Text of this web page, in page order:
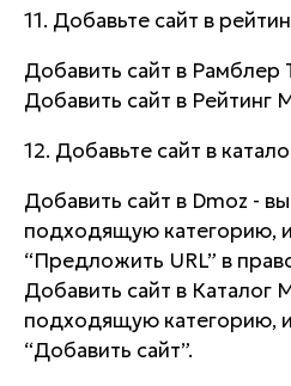
11. Добавьте сайт в
Добавить сайт в Рамблер
Добавить сайт в Рейтинг
12. Добавьте сайт в
Добавить сайт в Dmoz -
подходящую категорию,
“Предложить URL” в
Добавить сайт в Каталог
подходящую категорию,
“Добавить сайт”.